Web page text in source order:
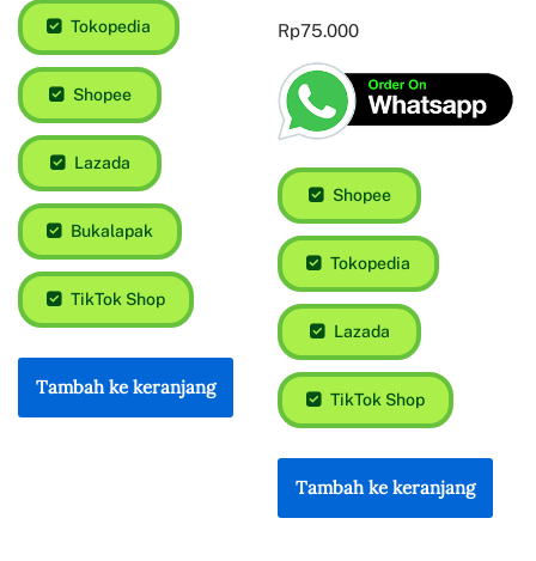
Tokopedia
Shopee
Lazada
Bukalapak
TikTok Shop
Tambah ke keranjang
Rp75.000
Shopee
Tokopedia
Lazada
TikTok Shop
Tambah ke keranjang